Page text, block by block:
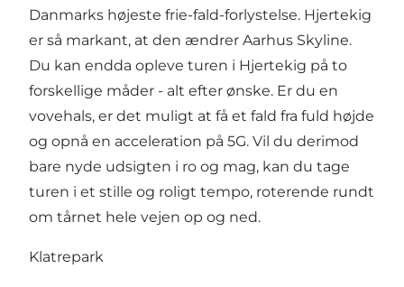
Danmarks højeste frie-fald-forlystelse. Hjertekig
er så markant, at den ændrer Aarhus Skyline.
Du kan endda opleve turen i Hjertekig på to
forskellige måder - alt efter ønske. Er du en
vovehals, er det muligt at få et fald fra fuld højde
og opnå en acceleration på 5G. Vil du derimod
bare nyde udsigten i ro og mag, kan du tage
turen i et stille og roligt tempo, roterende rundt
om tårnet hele vejen op og ned.
Klatrepark